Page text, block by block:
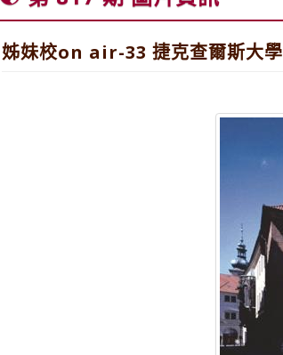
姊妹校on air-33 捷克查爾斯大學